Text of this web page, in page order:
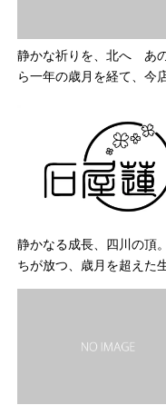
静かな祈りを、北へ あ
ら一年の歳月を経て、今
静かなる成長、四川の頂
ちが放つ、歳月を超えた